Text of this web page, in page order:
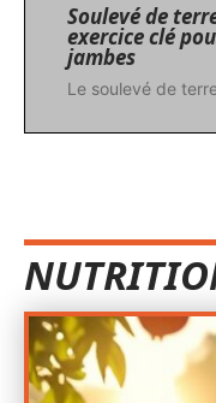
Soulevé de
exercice clé
jambes
Le soulevé de